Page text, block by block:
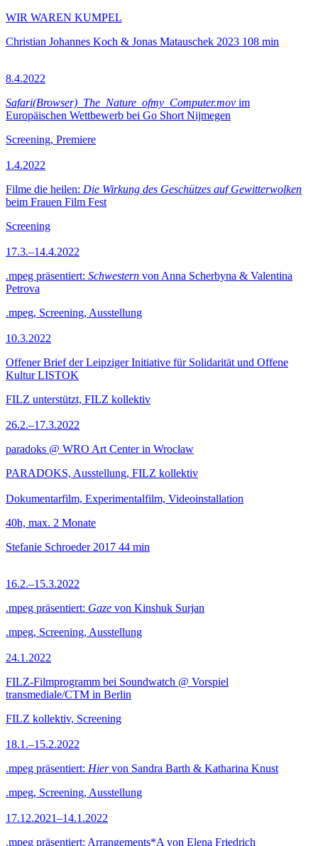
WIR WAREN KUMPEL
Christian Johannes Koch & Jonas Matauschek 2023 108 min
8.4.2022
Safari(Browser)_The_Nature_ofmy_Computer.mov im
Europäischen Wettbewerb bei Go Short Nijmegen
Screening, Premiere
1.4.2022
Filme die heilen: Die Wirkung des Geschützes auf Gewitterwolken
beim Frauen Film Fest
Screening
17.3.–14.4.2022
.mpeg präsentiert: Schwestern von Anna Scherbyna & Valentina
Petrova
.mpeg, Screening, Ausstellung
10.3.2022
Offener Brief der Leipziger Initiative für Solidarität und Offene
Kultur LISTOK
FILZ unterstützt, FILZ kollektiv
26.2.–17.3.2022
paradoks @ WRO Art Center in Wrocław
PARADOKS, Ausstellung, FILZ kollektiv
Dokumentarfilm, Experimentalfilm, Videoinstallation
40h, max. 2 Monate
Stefanie Schroeder 2017 44 min
16.2.–15.3.2022
.mpeg präsentiert: Gaze von Kinshuk Surjan
.mpeg, Screening, Ausstellung
24.1.2022
FILZ-Filmprogramm bei Soundwatch @ Vorspiel
transmediale/CTM in Berlin
FILZ kollektiv, Screening
18.1.–15.2.2022
.mpeg präsentiert: Hiervon Sandra Barth & Katharina Knust
.mpeg, Screening, Ausstellung
17.12.2021–14.1.2022
.mpeg präsentiert: Arrangements*A von Elena Friedrich